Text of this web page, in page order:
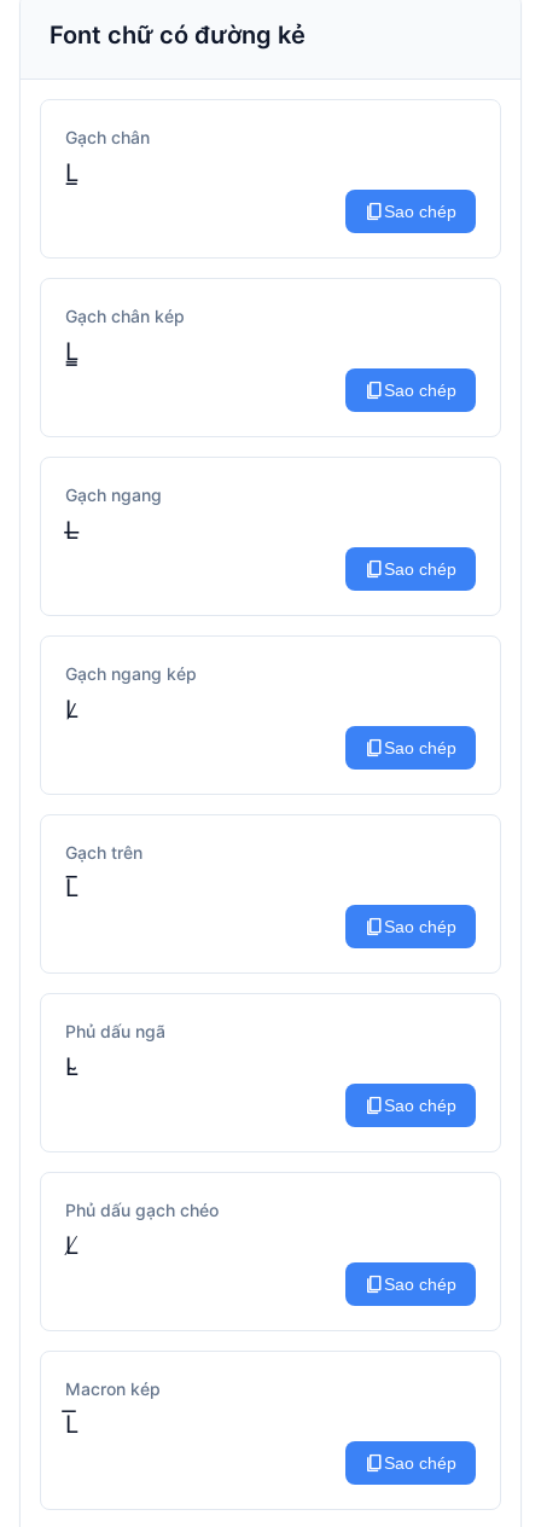
Font chữ có đường kẻ
Gạch chân
L̲
content_copySao chép
Gạch chân kép
L̳
content_copySao chép
Gạch ngang
L̶
content_copySao chép
Gạch ngang kép
L̷
content_copySao chép
Gạch trên
L̅
content_copySao chép
Phủ dấu ngã
L̴
content_copySao chép
Phủ dấu gạch chéo
L̸
content_copySao chép
Macron kép
L͞
content_copySao chép